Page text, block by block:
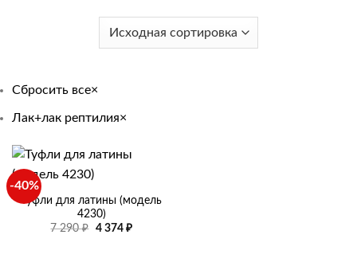
Сбросить все×
Лак+лак рептилия×
-40%
Туфли для латины (модель
4230)
7 290₽
Первоначальная
4 374 ₽Текущая